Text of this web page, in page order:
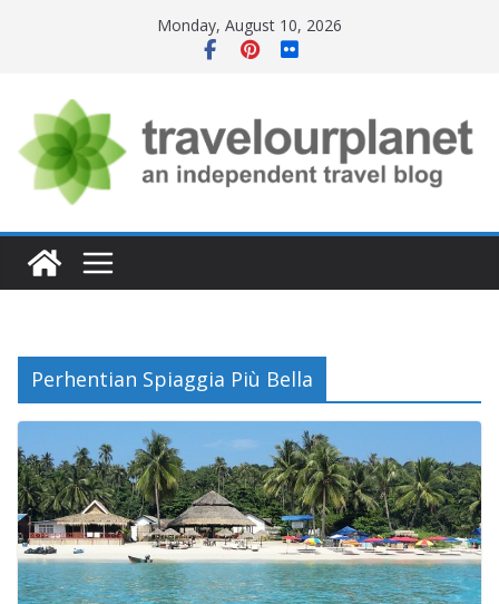
Monday, August 10, 2026
Perhentian Spiaggia Più Bella